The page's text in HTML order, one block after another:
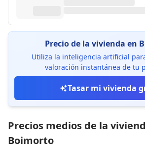
Precio de la vivienda en
Utiliza la inteligencia artificial
valoración instantánea de tu
Tasar mi vivienda
Precios medios de la
Boimorto